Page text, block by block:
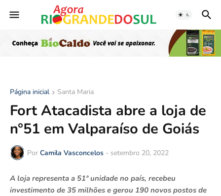
Página inicial Santa Maria
Fort Atacadista abre a loja de
n°51 em Valparaíso de Goiás
Por Camila Vasconcelos - setembro 20, 2022
A loja representa a 51ª unidade no país, recebeu
investimento de 35 milhões e gerou 190 novos postos de